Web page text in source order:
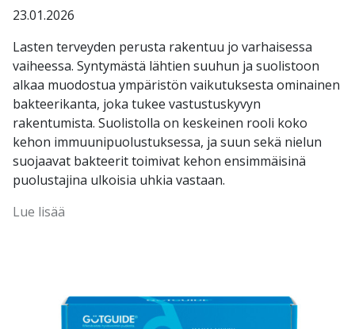
23.01.2026
Lasten terveyden perusta rakentuu jo varhaisessa
vaiheessa. Syntymästä lähtien suuhun ja suolistoon
alkaa muodostua ympäristön vaikutuksesta ominainen
bakteerikanta, joka tukee vastustuskyvyn
rakentumista. Suolistolla on keskeinen rooli koko
kehon immuunipuolustuksessa, ja suun sekä nielun
suojaavat bakteerit toimivat kehon ensimmäisinä
puolustajina ulkoisia uhkia vastaan.
Lue lisää